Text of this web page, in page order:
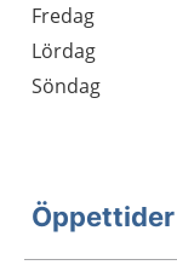
Fredag
Lördag
Söndag
Öppettider